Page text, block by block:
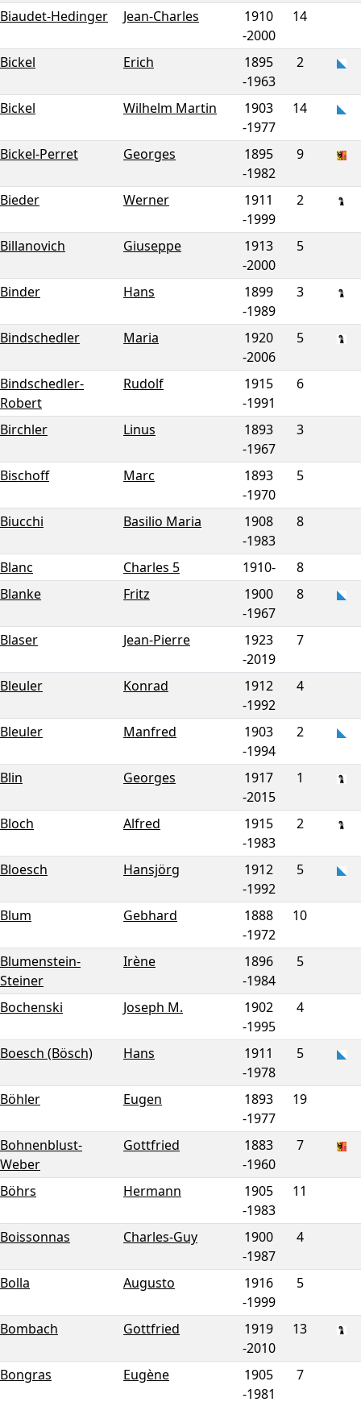
Biaudet-Hedinger Jean-Charles
1910
-2000
14
Bickel Erich
1895
-1963
2
Bickel Wilhelm Martin
1903
-1977
14
Bickel-Perret Georges
1895
-1982
9
Bieder Werner
1911
-1999
2
Billanovich Giuseppe
1913
-2000
5
Binder Hans
1899
-1989
3
Bindschedler Maria
1920
-2006
5
Bindschedler-
Robert
Rudolf
1915
-1991
6
Birchler Linus
1893
-1967
3
Bischoff Marc
1893
-1970
5
Biucchi Basilio Maria
1908
-1983
8
Blanc Charles 5 1910-
8
Blanke
Fritz
1900
-1967
8
Blaser Jean-Pierre
1923
-2019
7
Bleuler Konrad
1912
-1992
4
Bleuler Manfred
1903
-1994
2
Blin Georges
1917
-2015
1
Bloch Alfred
1915
-1983
2
Bloesch Hansjörg
1912
-1992
5
Blum Gebhard
1888
-1972
10
Blumenstein-
Steiner
Irène
1896
-1984
5
Bochenski Joseph M.
1902
-1995
4
Boesch (Bösch) Hans
1911
-1978
5
Böhler Eugen
1893
-1977
19
Bohnenblust-
Weber
Gottfried
1883
-1960
7
Böhrs Hermann
1905
-1983
11
Boissonnas Charles-Guy
1900
-1987
4
Bolla Augusto
1916
-1999
5
Bombach Gottfried
1919
-2010
13
Bongras Eugène
1905
-1981
7